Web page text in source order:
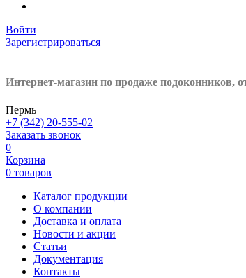
Войти
Зарегистрироваться
Интернет-магазин по продаже подоконников,
Пермь
+7 (342) 20-555-02
Заказать звонок
0
Корзина
0 товаров
Каталог продукции
О компании
Доставка и оплата
Новости и акции
Статьи
Документация
Контакты